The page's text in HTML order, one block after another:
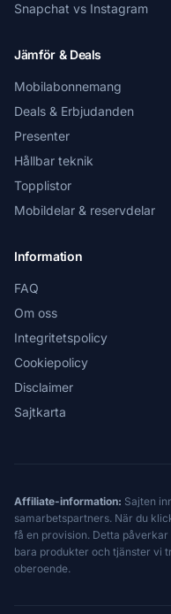
Snapchat vs Instagram
Jämför & Deals
Mobilabonnemang
Deals & Erbjudanden
Presenter
Hållbar teknik
Topplistor
Mobildelar & reservdelar
Information
FAQ
Om oss
Integritetspolicy
Cookiepolicy
Disclaimer
Sajtkarta
Affiliate-information: Sajten
samarbetspartners. När du
få en provision. Detta
bara produkter och tjänster vi
oberoende.